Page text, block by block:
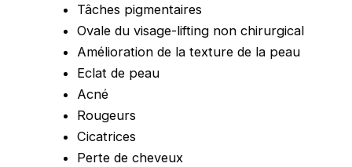
Tâches pigmentaires
Ovale du visage-lifting non chirurgical
Amélioration de la texture de la peau
Eclat de peau
Acné
Rougeurs
Cicatrices
Perte de cheveux